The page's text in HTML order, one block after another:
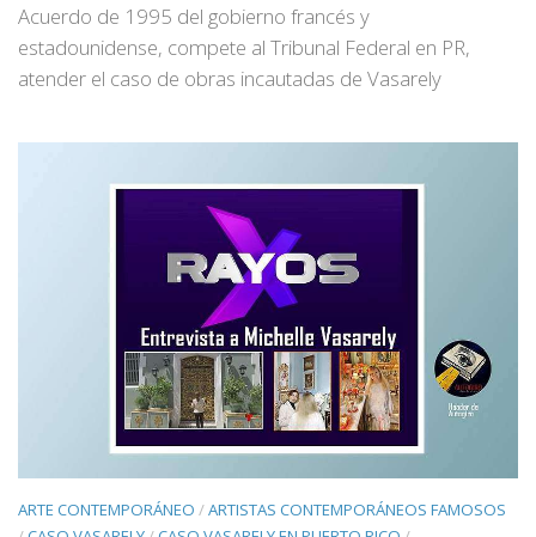
Acuerdo de 1995 del gobierno francés y
estadounidense, compete al Tribunal Federal en PR,
atender el caso de obras incautadas de Vasarely
ARTE CONTEMPORÁNEO /ARTISTAS CONTEMPORÁNEOS FAMOSOS